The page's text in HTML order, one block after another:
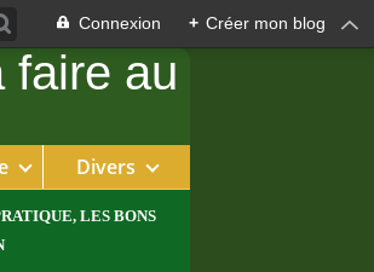
Connexion + Créer mon blog
Divers
LES BONS